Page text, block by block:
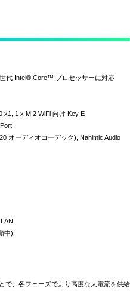
代 Intel® Core™ プロセッサーに対応
x1, 1 x M.2 WiFi 向け Key E
オーディオコーデック), Nahimic Audio
中)
で、各フェーズでより高度な大電流を供給